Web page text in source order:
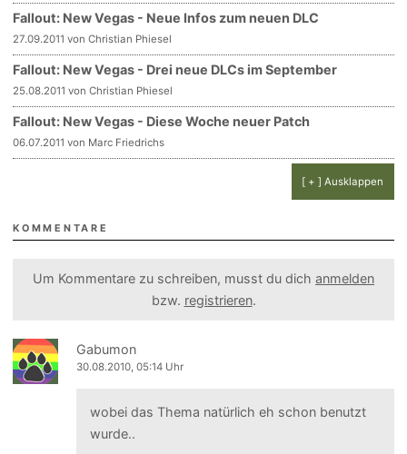
Fallout: New Vegas - Neue Infos zum neuen DLC
27.09.2011 von Christian Phiesel
Fallout: New Vegas - Drei neue DLCs im September
25.08.2011 von Christian Phiesel
Fallout: New Vegas - Diese Woche neuer Patch
06.07.2011 von Marc Friedrichs
[ + ] Ausklappen
KOMMENTARE
Um Kommentare zu schreiben, musst du dich anmelden
bzw. registrieren.
Gabumon
30.08.2010, 05:14 Uhr
wobei das Thema natürlich eh schon benutzt
wurde..